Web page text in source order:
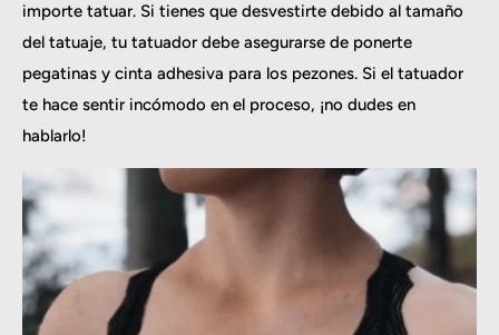
importe tatuar. Si tienes que desvestirte debido al tamaño
del tatuaje, tu tatuador debe asegurarse de ponerte
pegatinas y cinta adhesiva para los pezones. Si el tatuador
te hace sentir incómodo en el proceso, ¡no dudes en
hablarlo!